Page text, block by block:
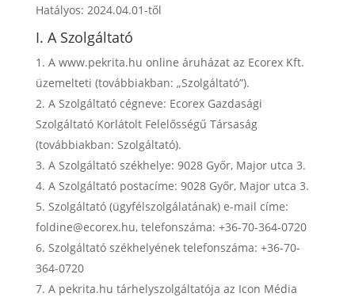
Hatályos: 2024.04.01-től
I. A Szolgáltató
A www.pekrita.hu online áruházat az Ecorex Kft.
üzemelteti (továbbiakban: „Szolgáltató”).
A Szolgáltató cégneve: Ecorex Gazdasági
Szolgáltató Korlátolt Felelősségű Társaság
(továbbiakban: Szolgáltató).
A Szolgáltató székhelye: 9028 Győr, Major utca 3.
A Szolgáltató postacíme: 9028 Győr, Major utca 3.
Szolgáltató (ügyfélszolgálatának) e-mail címe:
foldine@ecorex.hu, telefonszáma: +36-70-364-0720
Szolgáltató székhelyének telefonszáma: +36-70-
364-0720
A pekrita.hu tárhelyszolgáltatója az Icon Média